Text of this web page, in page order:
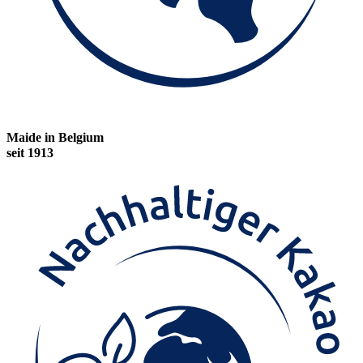
Maide in Belgium
seit 1913